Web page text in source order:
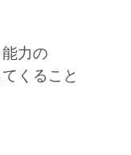
力の
くること